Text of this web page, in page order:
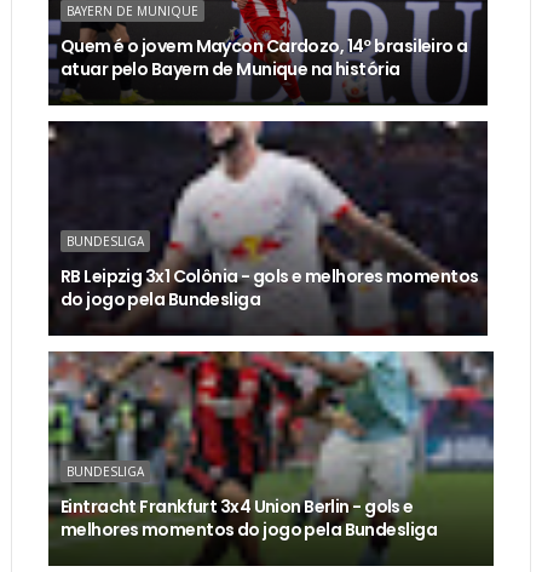
BAYERN DE MUNIQUE
Quem é o jovem Maycon Cardozo, 14º brasileiro a
atuar pelo Bayern de Munique na história
BUNDESLIGA
RB Leipzig 3x1 Colônia - gols e melhores momentos
do jogo pela Bundesliga
BUNDESLIGA
Eintracht Frankfurt 3x4 Union Berlin - gols e
melhores momentos do jogo pela Bundesliga